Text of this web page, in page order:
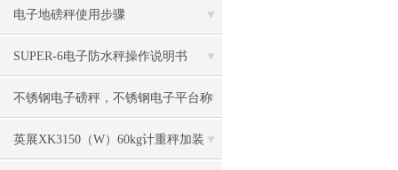
电子地磅秤使用步骤
SUPER-6电子防水秤操作说明书
不锈钢电子磅秤，不锈钢电子平台称
英展XK3150（W）60kg计重秤加装